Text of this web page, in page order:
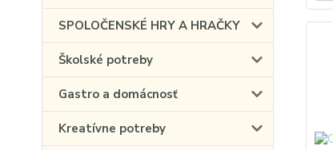
SPOLOČENSKÉ HRY A HRAČKY
Školské potreby
Gastro a domácnosť
Kreatívne potreby